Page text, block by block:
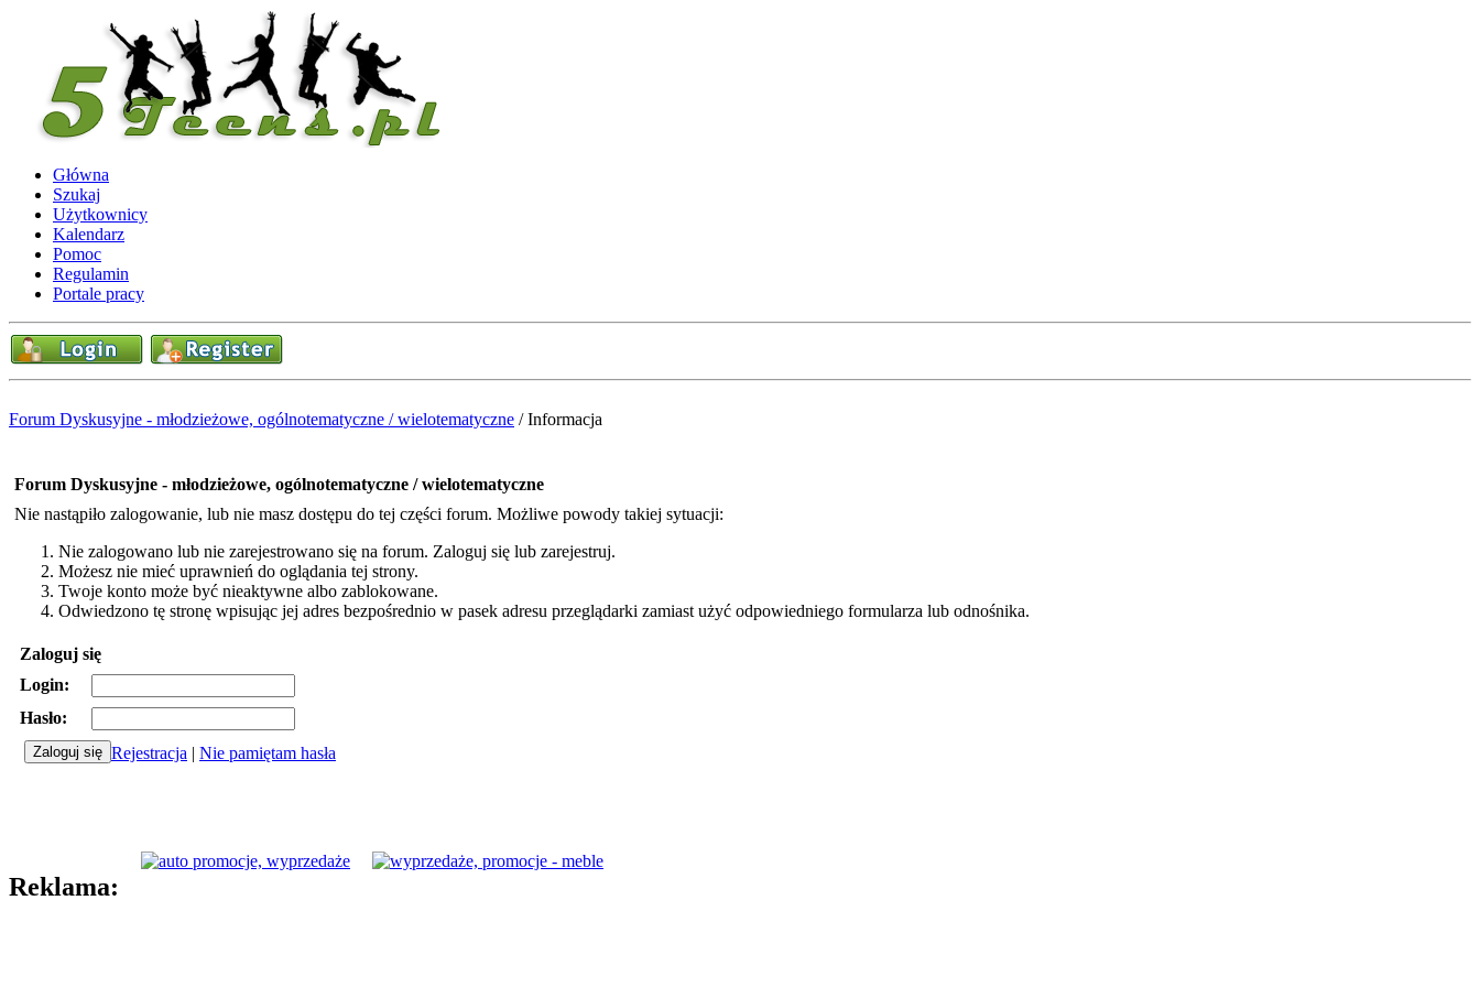
Główna
Szukaj
Użytkownicy
Kalendarz
Pomoc
Regulamin
Portale pracy
Forum Dyskusyjne - młodzieżowe, ogólnotematyczne / wielotematyczne /Informacja
Forum Dyskusyjne - młodzieżowe, ogólnotematyczne / wielotematyczne
Nie nastąpiło zalogowanie, lub nie masz dostępu do tej części forum. Możliwe powody takiej sytuacji:
Nie zalogowano lub nie zarejestrowano się na forum. Zaloguj się lub zarejestruj.
Możesz nie mieć uprawnień do oglądania tej strony.
Twoje konto może być nieaktywne albo zablokowane.
Odwiedzono tę stronę wpisując jej adres bezpośrednio w pasek adresu przeglądarki zamiast użyć odpowiedniego formularza lub odnośnika.
Zaloguj się
Login:
Hasło:
Rejestracja | Nie pamiętam hasła
Reklama: